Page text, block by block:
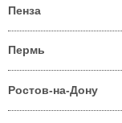
Пенза
Пермь
Ростов-на-Дону